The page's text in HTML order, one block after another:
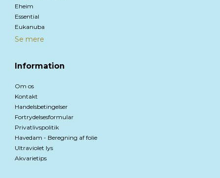
Eheim
Essential
Eukanuba
Se mere
Information
Om os
Kontakt
Handelsbetingelser
Fortrydelsesformular
Privatlivspolitik
Havedam - Beregning af folie
Ultraviolet lys
Akvarietips